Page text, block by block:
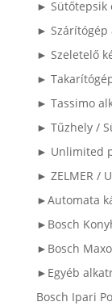
► Sütőtepsik
► Szárítógép
► Szeletelő
►
► Tassimo
► Tűzhely /
► Unlimited
► ZELMER /
►Automata
►Bosch
►Bosch
►Egyéb
Bosch Ipari